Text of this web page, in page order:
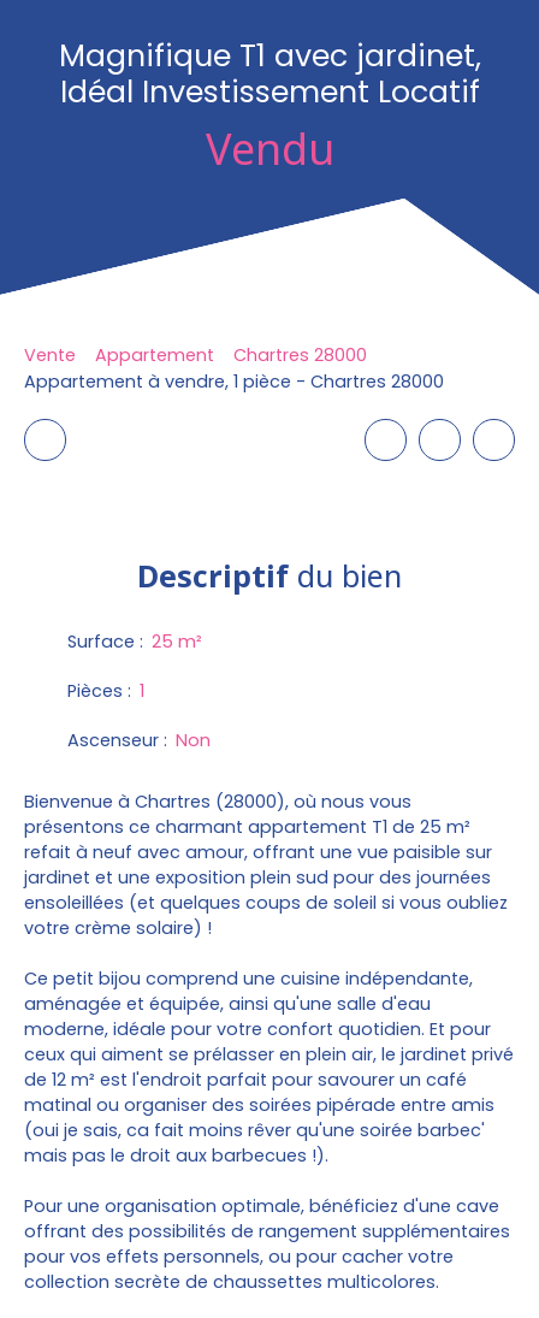
Magnifique T1 avec jardinet,
Idéal Investissement Locatif
Vendu
Vente Appartement
Chartres 28000
Appartement à vendre, 1 pièce - Chartres 28000
Descriptif du bien
Surface : 25 m²
Pièces : 1
Ascenseur : Non
Bienvenue à Chartres (28000), où nous vous
présentons ce charmant appartement T1 de 25 m²
refait à neuf avec amour, offrant une vue paisible sur
jardinet et une exposition plein sud pour des journées
ensoleillées (et quelques coups de soleil si vous oubliez
votre crème solaire) !
Ce petit bijou comprend une cuisine indépendante,
aménagée et équipée, ainsi qu'une salle d'eau
moderne, idéale pour votre confort quotidien. Et pour
ceux qui aiment se prélasser en plein air, le jardinet privé
de 12 m² est l'endroit parfait pour savourer un café
matinal ou organiser des soirées pipérade entre amis
(oui je sais, ca fait moins rêver qu'une soirée barbec'
mais pas le droit aux barbecues !).
Pour une organisation optimale, bénéficiez d'une cave
offrant des possibilités de rangement supplémentaires
pour vos effets personnels, ou pour cacher votre
collection secrète de chaussettes multicolores.